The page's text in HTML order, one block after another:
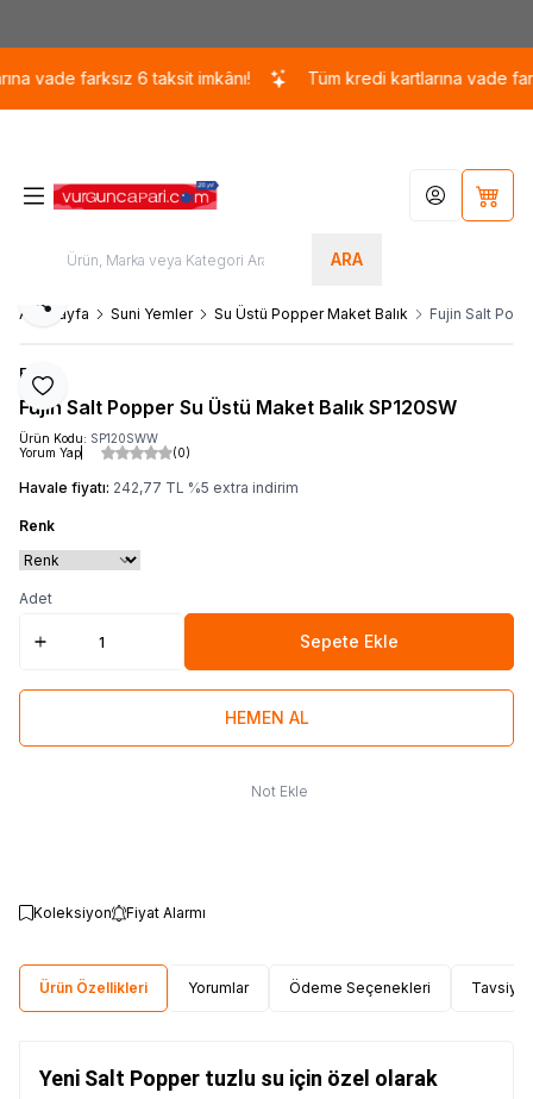
farksız 6 taksit imkânı! Tüm kredi kartlarına vade farksız
ARA
Hesabım
Ana Sayfa Suni Yemler Su Üstü Popper Maket Balık Fujin Salt
Favoriye Ekle
Paylaş
Fujin
Fujin Salt Popper Su Üstü Maket Balık SP120SW
Ürün Kodu: SP120SWW
Yorum Yap
(0)
Havale fiyatı: 242,77 TL %5 extra indirim
Renk
Adet
Sepete Ekle
HEMEN AL
Not Ekle
Koleksiyon Fiyat Alarmı
Ürün Özellikleri Yorumlar Ödeme Seçenekleri Tavsiye
Yeni Salt Popper tuzlu su için özel olarak